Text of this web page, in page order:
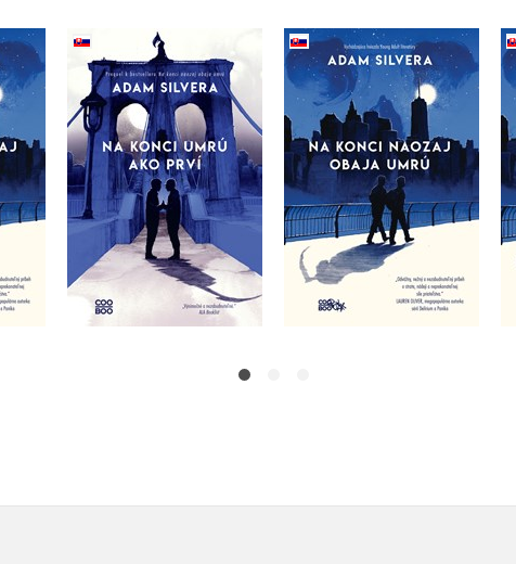
Na konci umrú ako prví
Adam Silvera
Do košíka
16,14 €
Na konci naozaj obaja
umrú
Adam Silvera
Do košíka
14,02 €